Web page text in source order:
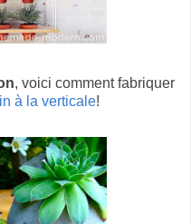
, voici comment fabriquer
à la verticale!